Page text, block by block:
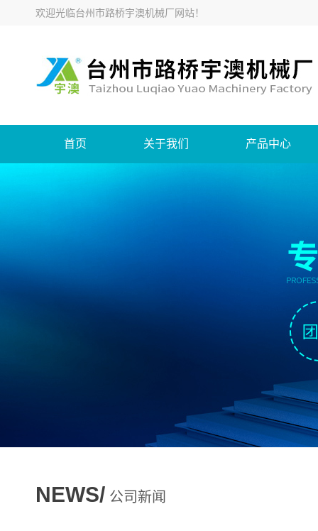
欢迎光临台州市路桥宇澳机械厂网站！
首页 关于我们 产品中心
NEWS/ 公司新闻